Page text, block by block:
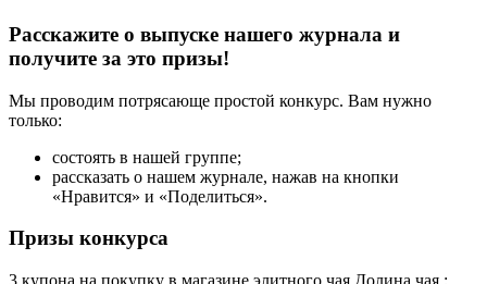
Расскажите о выпуске нашего журнала и
получите за это призы!
Мы проводим потрясающе простой конкурс. Вам нужно
только:
состоять в нашей группе;
рассказать о нашем журнале, нажав на кнопки
«Нравится» и «Поделиться».
Призы конкурса